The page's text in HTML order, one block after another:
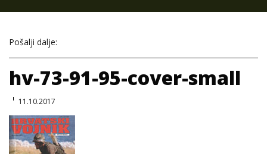
Pošalji dalje:
hv-73-91-95-cover-small
11.10.2017